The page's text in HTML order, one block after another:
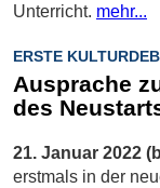
Unterricht. mehr...
ERSTE
Ausprache
des
21. Januar 2022
erstmals in der